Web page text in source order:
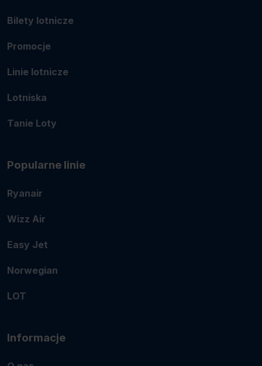
Bilety lotnicze
Promocje
Linie lotnicze
Lotniska
Tanie Loty
Popularne linie
Ryanair
Wizz Air
Easy Jet
Norwegian
LOT
Informacje